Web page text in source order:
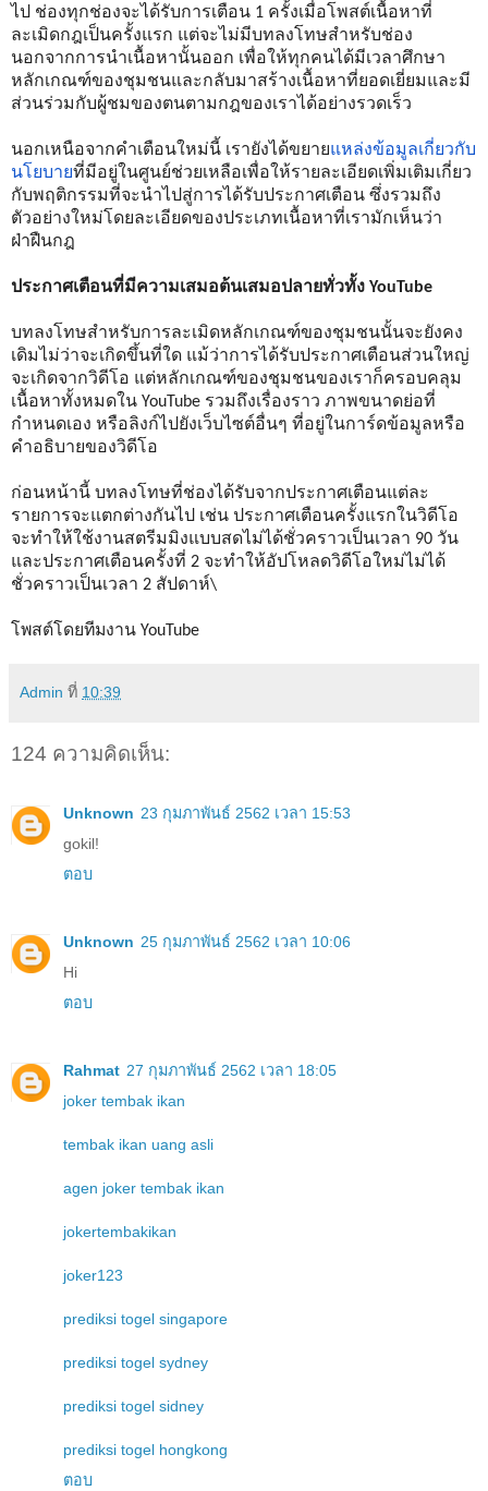
ไป ช่องทุกช่องจะได้รับการเตือน 1 ครั้งเมื่อโพสต์เนื้อหาที่
ละเมิดกฎเป็นครั้งแรก แต่จะไม่มีบทลงโทษสำหรับช่อง
นอกจากการนำเนื้อหานั้นออก เพื่อให้ทุกคนได้มีเวลาศึกษา
หลักเกณฑ์ของชุมชนและกลับมาสร้างเนื้อหาที่ยอดเยี่ยมและมี
ส่วนร่วมกับผู้ชมของตนตามกฎของเราได้อย่างรวดเร็ว
นอกเหนือจากคำเตือนใหม่นี้ เรายังได้ขยายแหล่งข้อมูลเกี่ยวกับ
นโยบายที่มีอยู่ในศูนย์ช่วยเหลือเพื่อให้รายละเอียดเพิ่มเติมเกี่ยว
กับพฤติกรรมที่จะนำไปสู่การได้รับประกาศเตือน ซึ่งรวมถึง
ตัวอย่างใหม่โดยละเอียดของประเภทเนื้อหาที่เรามักเห็นว่า
ฝ่าฝืนกฎ
ประกาศเตือนที่มีความเสมอต้นเสมอปลายทั่วทั้ง YouTube
บทลงโทษสำหรับการละเมิดหลักเกณฑ์ของชุมชนนั้นจะยังคง
เดิมไม่ว่าจะเกิดขึ้นที่ใด แม้ว่าการได้รับประกาศเตือนส่วนใหญ่
จะเกิดจากวิดีโอ แต่หลักเกณฑ์ของชุมชนของเราก็ครอบคลุม
เนื้อหาทั้งหมดใน YouTube รวมถึงเรื่องราว ภาพขนาดย่อที่
กำหนดเอง หรือลิงก์ไปยังเว็บไซต์อื่นๆ ที่อยู่ในการ์ดข้อมูลหรือ
คำอธิบายของวิดีโอ
ก่อนหน้านี้ บทลงโทษที่ช่องได้รับจากประกาศเตือนแต่ละ
รายการจะแตกต่างกันไป เช่น ประกาศเตือนครั้งแรกในวิดีโอ
จะทำให้ใช้งานสตรีมมิงแบบสดไม่ได้ชั่วคราวเป็นเวลา 90 วัน
และประกาศเตือนครั้งที่ 2 จะทำให้อัปโหลดวิดีโอใหม่ไม่ได้
ชั่วคราวเป็นเวลา 2 สัปดาห์\
โพสต์โดยทีมงาน YouTube
Admin ที่ 10:39
124 ความคิดเห็น:
Unknown 23 กุมภาพันธ์ 2562 เวลา 15:53
gokil!
ตอบ
Unknown 25 กุมภาพันธ์ 2562 เวลา 10:06
Hi
ตอบ
Rahmat 27 กุมภาพันธ์ 2562 เวลา 18:05
joker tembak ikan
tembak ikan uang asli
agen joker tembak ikan
jokertembakikan
joker123
prediksi togel singapore
prediksi togel sydney
prediksi togel sidney
prediksi togel hongkong
ตอบ